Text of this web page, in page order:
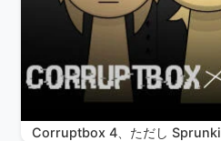
Corruptbox 4、ただし Sprunki